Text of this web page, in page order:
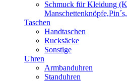
Schmuck für Kleidung
Taschen
Handtaschen
Rucksäcke
Sonstige
Uhren
Armbanduhren
Standuhren